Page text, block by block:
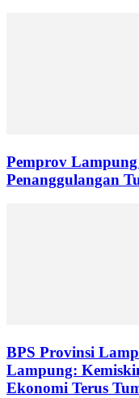
Pemprov
Penanggulangan
BPS Provinsi
Lampung:
Ekonomi Terus